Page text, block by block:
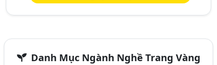
Danh Mục Ngành Nghề Trang Vàng